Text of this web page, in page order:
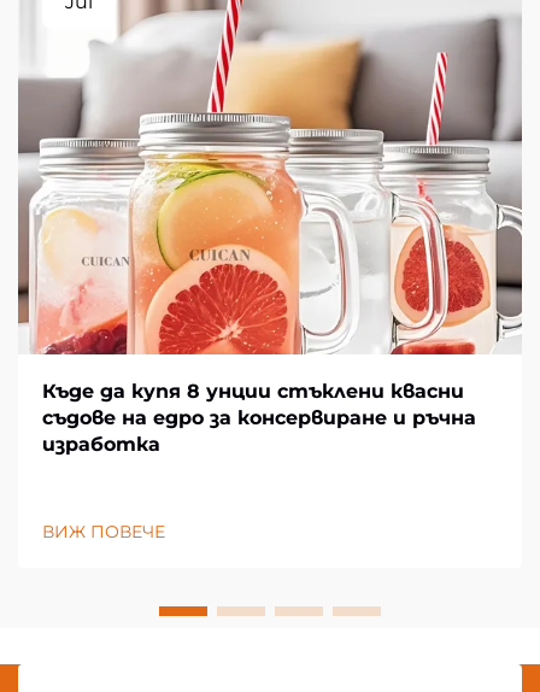
Къде да купя 8 унции стъклени квасни
съдове на едро за консервиране и ръчна
изработка
ВИЖ ПОВЕЧЕ